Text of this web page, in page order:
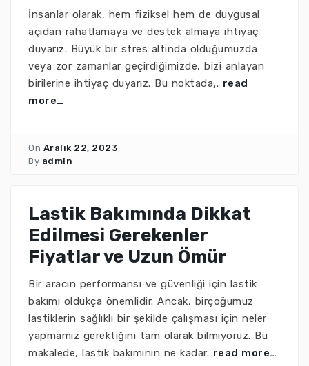
İnsanlar olarak, hem fiziksel hem de duygusal
açıdan rahatlamaya ve destek almaya ihtiyaç
duyarız. Büyük bir stres altında olduğumuzda
veya zor zamanlar geçirdiğimizde, bizi anlayan
birilerine ihtiyaç duyarız. Bu noktada,. read
more…
On Aralık 22, 2023
By admin
Lastik Bakımında Dikkat
Edilmesi Gerekenler
Fiyatlar ve Uzun Ömür
Bir aracın performansı ve güvenliği için lastik
bakımı oldukça önemlidir. Ancak, birçoğumuz
lastiklerin sağlıklı bir şekilde çalışması için neler
yapmamız gerektiğini tam olarak bilmiyoruz. Bu
makalede, lastik bakımının ne kadar. read more…